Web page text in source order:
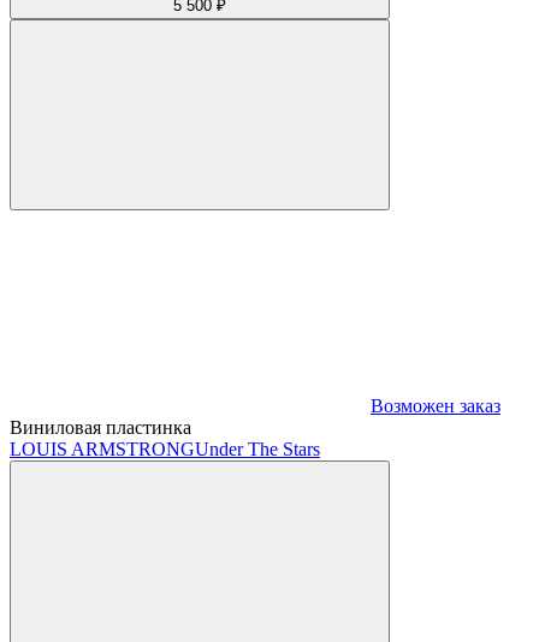
5 500 ₽
Возможен заказ
Виниловая пластинка
LOUIS ARMSTRONGUnder The Stars